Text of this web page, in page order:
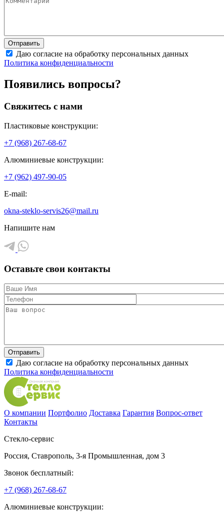
Даю согласие на обработку персональных данных
Политика конфиденциальности
Появились вопросы?
Свяжитесь с нами
Пластиковые конструкции:
+7 (968) 267-68-67
Алюминиевые конструкции:
+7 (962) 497-90-05
E-mail:
okna-steklo-servis26@mail.ru
Напишите нам
Оставьте свои контакты
Даю согласие на обработку персональных данных
Политика конфиденциальности
О компании Портфолио Доставка Гарантия Вопрос-ответ
Контакты
Стекло-сервис
Россия, Ставрополь, 3-я Промышленная, дом 3
Звонок бесплатный:
+7 (968) 267-68-67
Алюминиевые конструкции: